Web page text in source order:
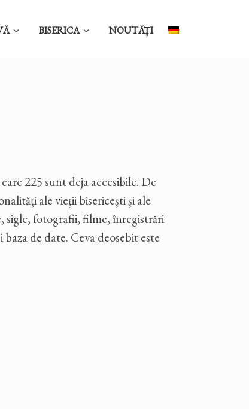
BISERICA NOUTĂȚI
225 sunt deja accesibile. De
ale vieţii bisericeşti şi ale
sigle, fotografii, filme, înregistrări
de date. Ceva deosebit este